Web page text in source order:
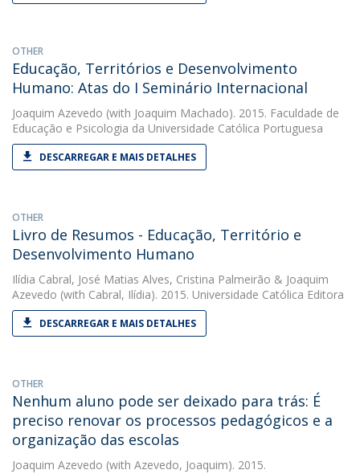
OTHER
Educação, Territórios e Desenvolvimento
Humano: Atas do I Seminário Internacional
Joaquim Azevedo (with Joaquim Machado). 2015. Faculdade de
Educação e Psicologia da Universidade Católica Portuguesa
DESCARREGAR E MAIS DETALHES
OTHER
Livro de Resumos - Educação, Território e
Desenvolvimento Humano
Ilídia Cabral, José Matias Alves, Cristina Palmeirão & Joaquim
Azevedo (with Cabral, Ilídia). 2015. Universidade Católica Editora
DESCARREGAR E MAIS DETALHES
OTHER
Nenhum aluno pode ser deixado para trás: É
preciso renovar os processos pedagógicos e a
organização das escolas
Joaquim Azevedo (with Azevedo, Joaquim). 2015.